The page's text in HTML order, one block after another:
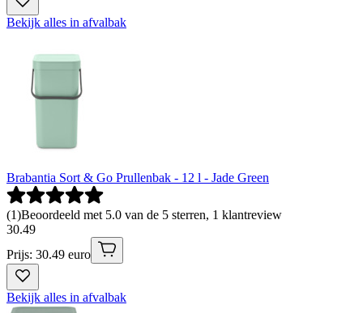
Bekijk alles in afvalbak
Brabantia Sort & Go Prullenbak - 12 l - Jade Green
(1)Beoordeeld met 5.0 van de 5 sterren, 1 klantreview
30.49
Prijs: 30.49 euro
Bekijk alles in afvalbak